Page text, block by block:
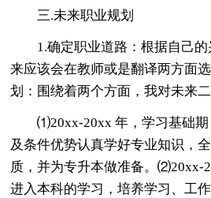
三.未来职业规划
1.确定职业道路：根据自己的
来应该会在教师或是翻译两方面
划：围绕着两个方面，我对未来
⑴20xx-20xx 年，学习基础期
及条件优势认真学好专业知识，
质，并为专升本做准备。⑵20xx-
进入本科的学习，培养学习、工